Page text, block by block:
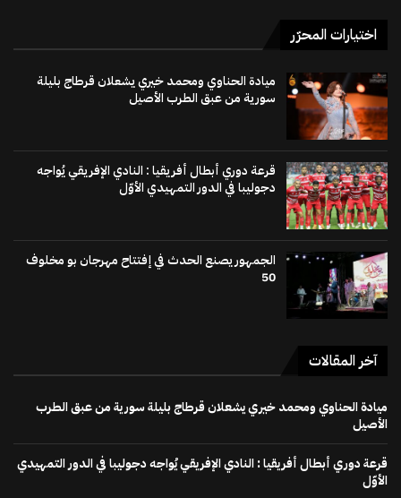
اختيارات المحرّر
ميادة الحناوي ومحمد خيري يشعلان قرطاج بليلة
سورية من عبق الطرب الأصيل
قرعة دوري أبطال أفريقيا : النادي الإفريقي يُواجه
دجوليبا في الدور التمهيدي الأوّل
الجمهور يصنع الحدث في إفتتاح مهرجان بو مخلوف
50
آخر المقالات
ميادة الحناوي ومحمد خيري يشعلان قرطاج بليلة سورية من عبق الطرب
الأصيل
قرعة دوري أبطال أفريقيا : النادي الإفريقي يُواجه دجوليبا في الدور التمهيدي
الأوّل